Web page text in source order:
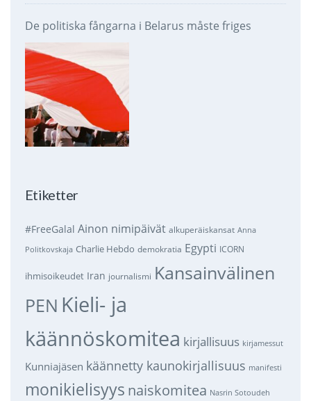
De politiska fångarna i Belarus måste friges
Etiketter
#FreeGalal Ainon nimipäivät alkuperäiskansat Anna
Politkovskaja Charlie Hebdo demokratia Egypti ICORN
ihmisoikeudet Iran journalismi Kansainvälinen
PEN Kieli- ja
käännöskomitea kirjallisuus kirjamessut
Kunniajäsen käännetty kaunokirjallisuus manifesti
monikielisyys naiskomitea Nasrin Sotoudeh